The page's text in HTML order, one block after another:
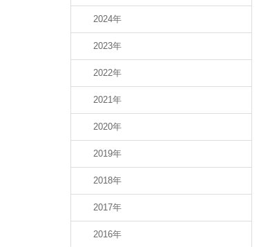
2024年
2023年
2022年
2021年
2020年
2019年
2018年
2017年
2016年